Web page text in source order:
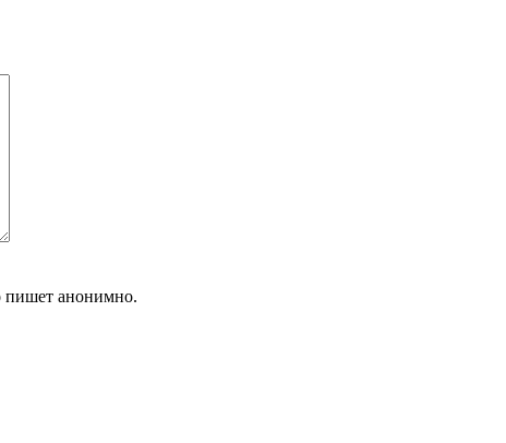
пишет анонимно.